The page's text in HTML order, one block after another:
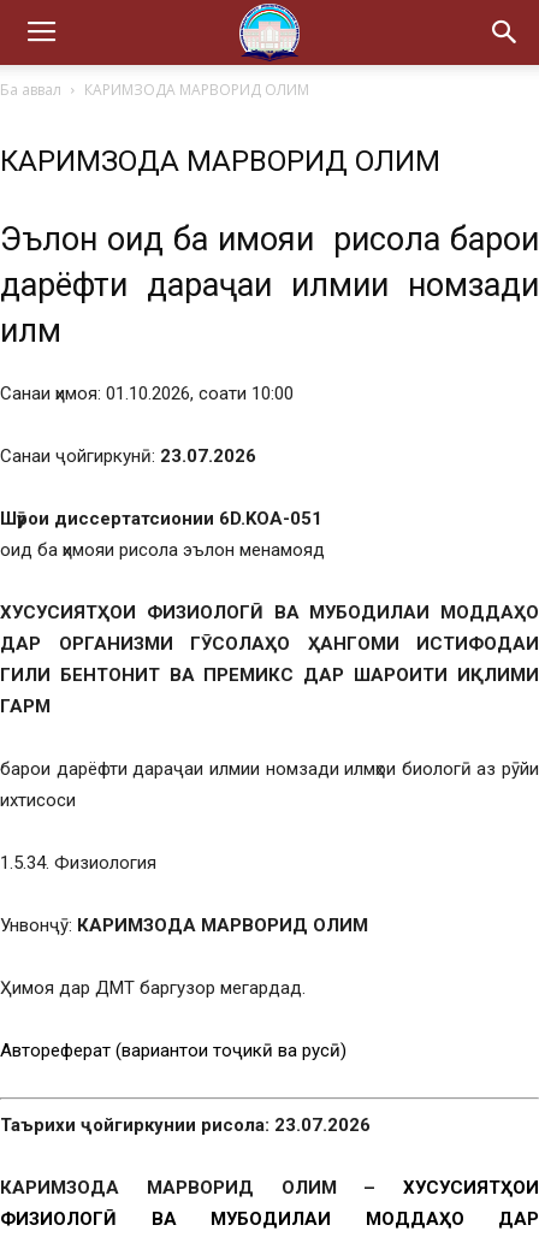
Ба аввал КАРИМЗОДА МАРВОРИД ОЛИМ
КАРИМЗОДА МАРВОРИД ОЛИМ
Эълон оид ба ҳимояи рисола барои
дарёфти дараҷаи илмии номзади
илм
Санаи ҳимоя: 01.10.2026, соати 10:00
Санаи ҷойгиркунӣ: 23.07.2026
Шӯрои диссертатсионии 6D.KOA-051
оид ба ҳимояи рисола эълон менамояд
ХУСУСИЯТҲОИ ФИЗИОЛОГӢ ВА МУБОДИЛАИ МОДДАҲО
ДАР ОРГАНИЗМИ ГӮСОЛАҲО ҲАНГОМИ ИСТИФОДАИ
ГИЛИ БЕНТОНИТ ВА ПРЕМИКС ДАР ШАРОИТИ ИҚЛИМИ
ГАРМ
барои дарёфти дараҷаи илмии номзади илмҳои биологӣ аз рӯйи
ихтисоси
1.5.34. Физиология
Унвонҷӯ: КАРИМЗОДА МАРВОРИД ОЛИМ
Ҳимоя дар ДМТ баргузор мегардад.
Автореферат (вариантҳои тоҷикӣ ва русӣ)
Таърихи ҷойгиркунии рисола: 23.07.2026
КАРИМЗОДА МАРВОРИД ОЛИМ – ХУСУСИЯТҲОИ
ФИЗИОЛОГӢ ВА МУБОДИЛАИ МОДДАҲО ДАР